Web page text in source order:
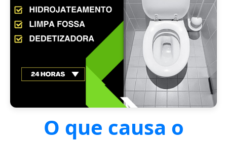
O que causa o